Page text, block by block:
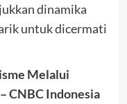
dinamika
untuk dicermati
Melalui
CNBC Indonesia